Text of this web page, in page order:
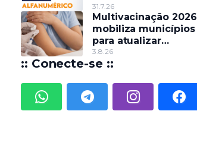
do país
31.7.26
Multivacinação 2026
mobiliza municípios
para atualizar
caderneta de
crianças e
3.8.26
:: Conecte-se ::